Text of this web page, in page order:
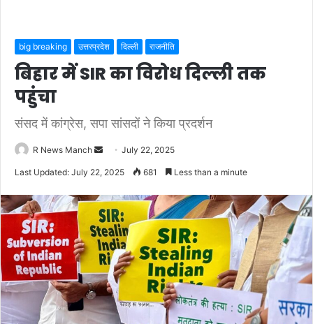
big breaking उत्तरप्रदेश दिल्ली राजनीति
बिहार में SIR का विरोध दिल्ली तक
पहुंचा
संसद में कांग्रेस, सपा सांसदों ने किया प्रदर्शन
R News Manch
SendJuly 22, 2025
Last Updated: July 22, 2025 681 Less than a minute